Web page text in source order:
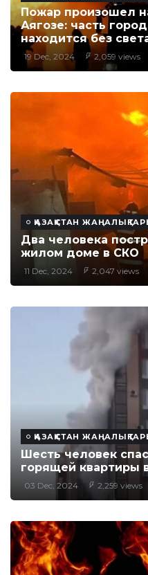
Пожар произошел
Аягозе: часть
находится без
19 Dec, 2024 2,059 views
ҚАЗАҚСТАН
Два человека
жилом доме в СКО
11 Dec, 2024 2,047 views
ҚАЗАҚСТАН
Шесть человек
горящей квартиры
03 Dec, 2024 2,259 views